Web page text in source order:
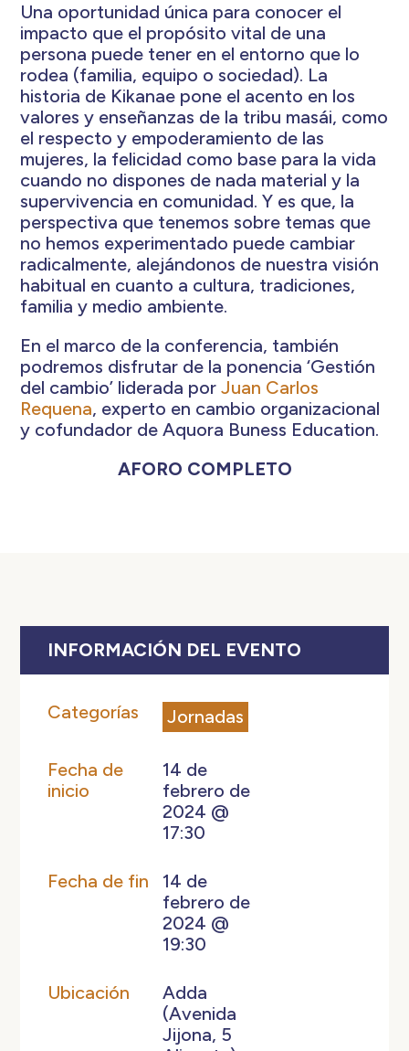
Una oportunidad única para conocer el
impacto que el propósito vital de una
persona puede tener en el entorno que lo
rodea (familia, equipo o sociedad). La
historia de Kikanae pone el acento en los
valores y enseñanzas de la tribu masái, como
el respecto y empoderamiento de las
mujeres, la felicidad como base para la vida
cuando no dispones de nada material y la
supervivencia en comunidad. Y es que, la
perspectiva que tenemos sobre temas que
no hemos experimentado puede cambiar
radicalmente, alejándonos de nuestra visión
habitual en cuanto a cultura, tradiciones,
familia y medio ambiente.
En el marco de la conferencia, también
podremos disfrutar de la ponencia ‘Gestión
del cambio’ liderada porJuan Carlos
Requena, experto en cambio organizacional
y cofundador de Aquora Buness Education.
AFORO COMPLETO
INFORMACIÓN DEL EVENTO
Categorías Jornadas
Fecha de
inicio
14 de
febrero de
2024 @
17:30
Fecha de fin
14 de
febrero de
2024 @
19:30
Ubicación
Adda
(Avenida
Jijona, 5